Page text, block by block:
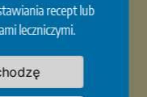
recept lub
leczniczymi.